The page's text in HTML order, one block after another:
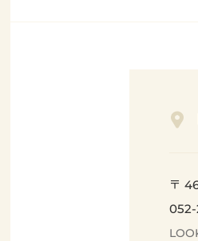
〒
052-